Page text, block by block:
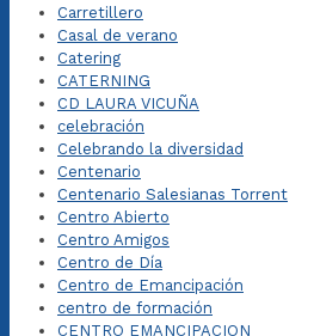
Carretillero
Casal de verano
Catering
CATERNING
CD LAURA VICUÑA
celebración
Celebrando la diversidad
Centenario
Centenario Salesianas Torrent
Centro Abierto
Centro Amigos
Centro de Día
Centro de Emancipación
centro de formación
CENTRO EMANCIPACION